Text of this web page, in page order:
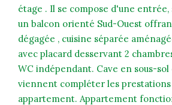
étage . Il se compose d'une
un balcon orienté Sud-Ouest
dégagée , cuisine séparée
avec placard desservant 2
WC indépendant. Cave en sous-
viennent compléter les
appartement. Appartement